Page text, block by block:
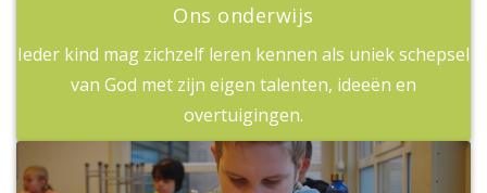
Ons onderwijs
Ieder kind mag zichzelf leren kennen als uniek schepsel
van God met zijn eigen talenten, ideeën en
overtuigingen.